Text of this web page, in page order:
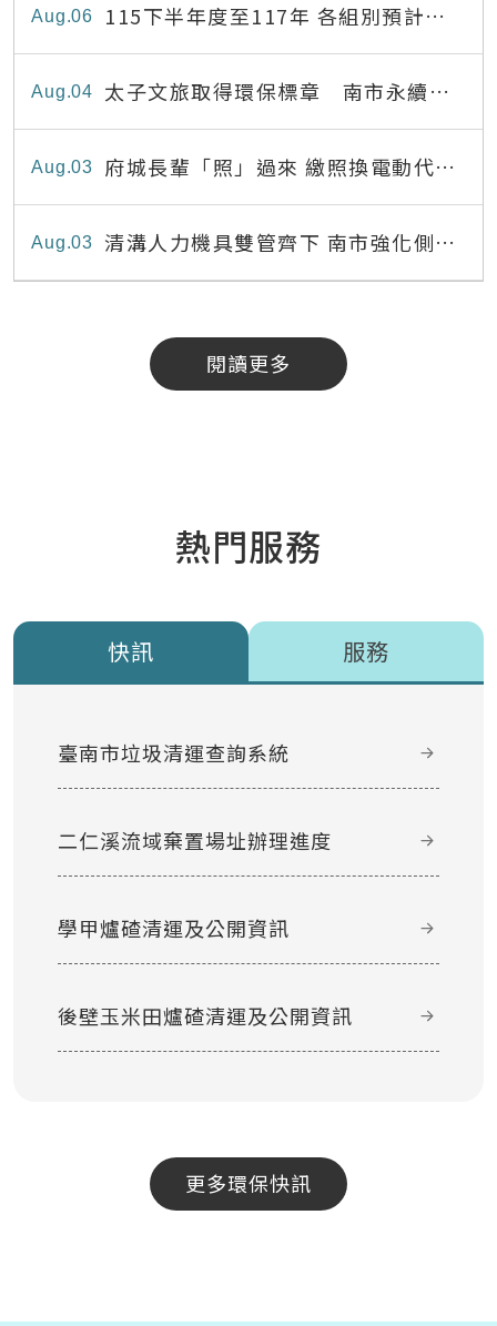
06
Aug
115下半年度至117年 各組別預計出
缺員額表
04
Aug
太子文旅取得環保標章 南市永續旅
宿達22家
03
Aug
府城長輩「照」過來 繳照換電動代步
最高補助8,000元
03
Aug
清溝人力機具雙管齊下 南市強化側溝
清疏效能
閱讀更多
熱門服務
快訊 服務
臺南市垃圾清運查詢系統
二仁溪流域棄置場址辦理進度
學甲爐碴清運及公開資訊
後壁玉米田爐碴清運及公開資訊
更多環保快訊